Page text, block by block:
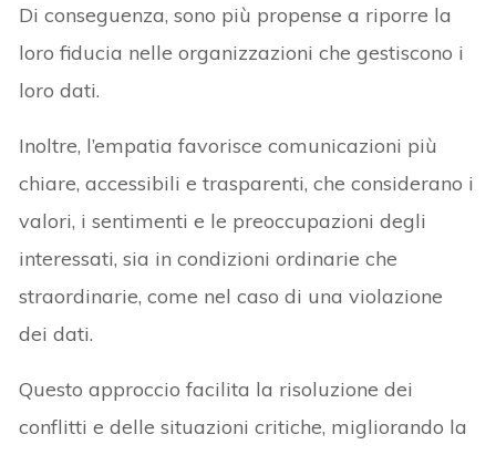
Di conseguenza, sono più propense a riporre la
loro fiducia nelle organizzazioni che gestiscono i
loro dati.
Inoltre, l’empatia favorisce comunicazioni più
chiare, accessibili e trasparenti, che considerano i
valori, i sentimenti e le preoccupazioni degli
interessati, sia in condizioni ordinarie che
straordinarie, come nel caso di una violazione
dei dati.
Questo approccio facilita la risoluzione dei
conflitti e delle situazioni critiche, migliorando la